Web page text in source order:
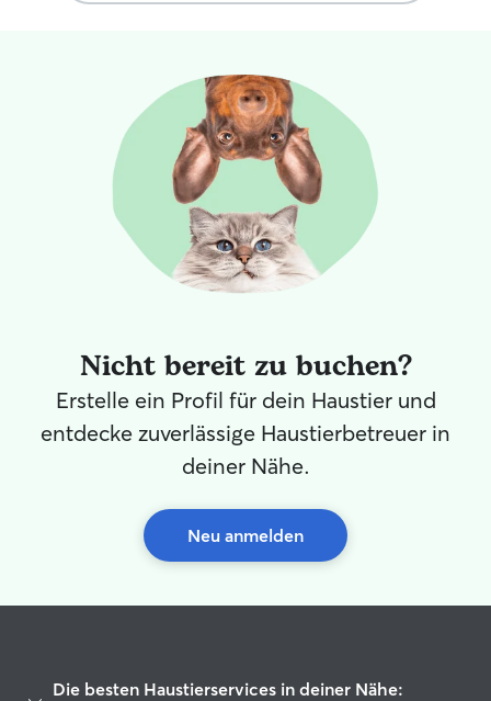
Nicht bereit zu buchen?
Erstelle ein Profil für dein Haustier und
entdecke zuverlässige Haustierbetreuer in
deiner Nähe.
Neu anmelden
Die besten Haustierservices in deiner Nähe: